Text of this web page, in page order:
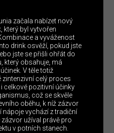
začala nabízet nový
který byl vytvořen
a vyváženost
drink osvěží, pokud jste
jste se přišli ohřát do
který obsahuje, má
V těle totiž
zintenzivní celý proces
celkové pozitivní účinky
což se skvěle
oběhu, k níž zázvor
nápoje vychází z tradiční
zázvor užíval právě pro
v potních stanech.